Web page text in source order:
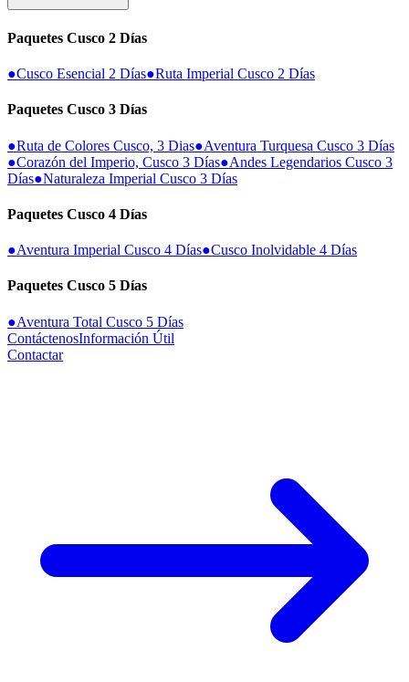
Paquetes Cusco 2 Días
●Cusco Esencial 2 Días●Ruta Imperial Cusco 2 Días
Paquetes Cusco 3 Días
●Ruta de Colores Cusco, 3 Dias●Aventura Turquesa Cusco 3 Días
●Corazón del Imperio, Cusco 3 Días●Andes Legendarios Cusco 3
Días●Naturaleza Imperial Cusco 3 Días
Paquetes Cusco 4 Días
●Aventura Imperial Cusco 4 Días●Cusco Inolvidable 4 Días
Paquetes Cusco 5 Días
●Aventura Total Cusco 5 Días
ContáctenosInformación Útil
Contactar